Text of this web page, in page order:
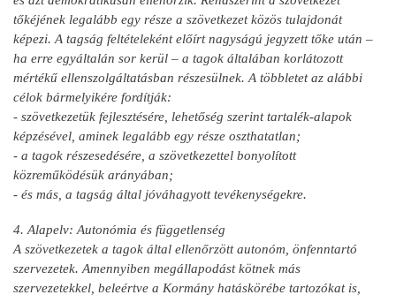
tőkéjének legalább egy része a szövetkezet közös tulajdonát
képezi. A tagság feltételeként előírt nagyságú jegyzett tőke után –
ha erre egyáltalán sor kerül – a tagok általában korlátozott
mértékű ellenszolgáltatásban részesülnek. A többletet az alábbi
célok bármelyikére fordítják:
- szövetkezetük fejlesztésére, lehetőség szerint tartalék-alapok
képzésével, aminek legalább egy része oszthatatlan;
- a tagok részesedésére, a szövetkezettel bonyolított
közreműködésük arányában;
- és más, a tagság által jóváhagyott tevékenységekre.
4. Alapelv: Autonómia és függetlenség
A szövetkezetek a tagok által ellenőrzött autonóm, önfenntartó
szervezetek. Amennyiben megállapodást kötnek más
szervezetekkel, beleértve a Kormány hatáskörébe tartozókat is,